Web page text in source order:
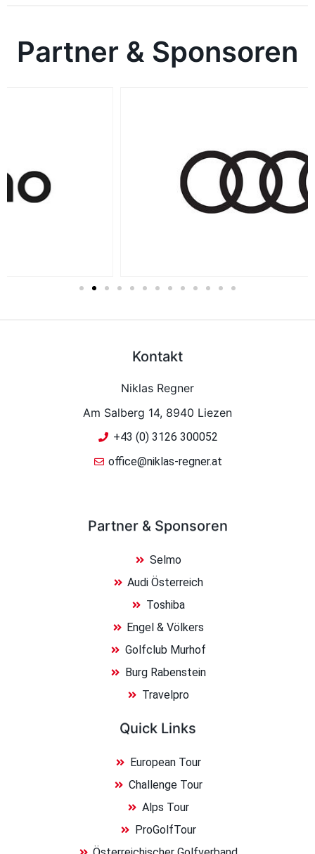
Partner & Sponsoren
Kontakt
Niklas Regner
Am Salberg 14, 8940 Liezen
+43 (0) 3126 300052
office@niklas-regner.at
Partner & Sponsoren
Selmo
Audi Österreich
Toshiba
Engel & Völkers
Golfclub Murhof
Burg Rabenstein
Travelpro
Quick Links
European Tour
Challenge Tour
Alps Tour
ProGolfTour